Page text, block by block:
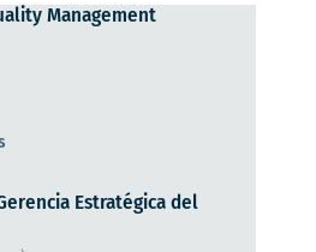
Management
Estratégica del